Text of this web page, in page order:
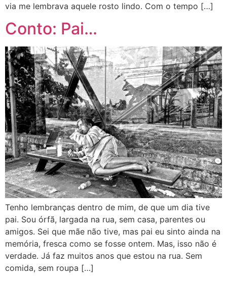
via me lembrava aquele rosto lindo. Com o tempo […]
Conto: Pai…
Tenho lembranças dentro de mim, de que um dia tive
pai. Sou órfã, largada na rua, sem casa, parentes ou
amigos. Sei que mãe não tive, mas pai eu sinto ainda na
memória, fresca como se fosse ontem. Mas, isso não é
verdade. Já faz muitos anos que estou na rua. Sem
comida, sem roupa […]